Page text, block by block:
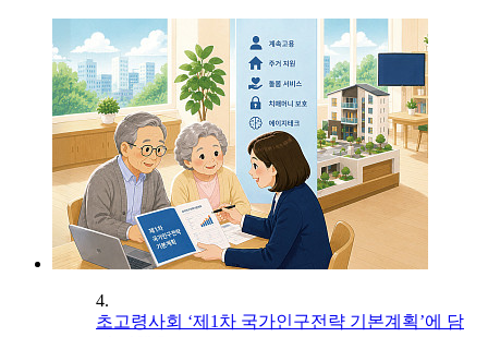
4.
초고령사회 ‘제1차 국가인구전략 기본계획’에 담